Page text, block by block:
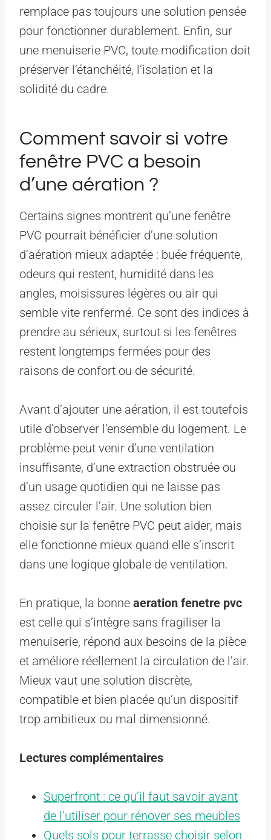
remplace pas toujours une solution pensée
pour fonctionner durablement. Enfin, sur
une menuiserie PVC, toute modification doit
préserver l’étanchéité, l’isolation et la
solidité du cadre.
Comment savoir si votre
fenêtre PVC a besoin
d’une aération ?
Certains signes montrent qu’une fenêtre
PVC pourrait bénéficier d’une solution
d’aération mieux adaptée : buée fréquente,
odeurs qui restent, humidité dans les
angles, moisissures légères ou air qui
semble vite renfermé. Ce sont des indices à
prendre au sérieux, surtout si les fenêtres
restent longtemps fermées pour des
raisons de confort ou de sécurité.
Avant d’ajouter une aération, il est toutefois
utile d’observer l’ensemble du logement. Le
problème peut venir d’une ventilation
insuffisante, d’une extraction obstruée ou
d’un usage quotidien qui ne laisse pas
assez circuler l’air. Une solution bien
choisie sur la fenêtre PVC peut aider, mais
elle fonctionne mieux quand elle s’inscrit
dans une logique globale de ventilation.
En pratique, la bonne aeration fenetre pvc
est celle qui s’intègre sans fragiliser la
menuiserie, répond aux besoins de la pièce
et améliore réellement la circulation de l’air.
Mieux vaut une solution discrète,
compatible et bien placée qu’un dispositif
trop ambitieux ou mal dimensionné.
Lectures complémentaires
Superfront : ce qu’il faut savoir avant
de l’utiliser pour rénover ses meubles
Quels sols pour terrasse choisir selon